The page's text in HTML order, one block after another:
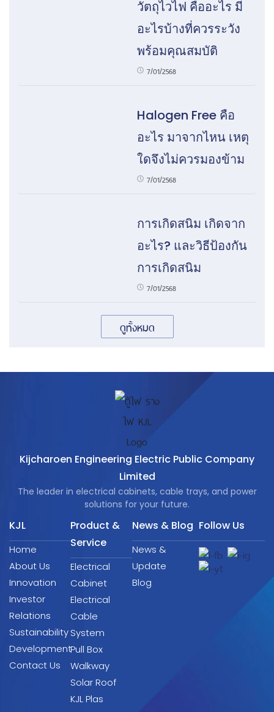
วัตถุไวไฟ คืออะไร มี
อะไรบ้างที่ควรระวัง
พร้อมคุณสมบัติ
7/01/2568
Halogen Free คือ
อะไร มาจากไหน เหตุ
ใดจึงไม่ควรมองข้าม
7/01/2568
การเกิดสนิม เกิดจาก
อะไร? และวิธีป้องกัน
การเกิดสนิม
7/01/2568
ดูทั้งหมด
Kijcharoen Engineering Electric Public Company
Limited
The leader in electrical cabinets, cable trays, and power
solutions for your future.
KJL
Home
About Us
Innovation
Investor
Relations
Sustainability
Development
Contact Us
Product &
Service
Electrical
Cabinet
Electrical
Cable
System
Pull Box
Walkway
Solar Roof
KJL Plas
News & Blog
News &
Update
Blog
Follow Us